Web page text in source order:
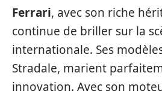
Ferrari, avec son riche
continue de briller sur la
internationale. Ses
Stradale, marient
innovation. Avec son